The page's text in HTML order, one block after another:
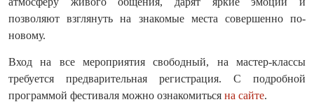
позволяют взглянуть на знакомые места совершенно по-
новому.
Вход на все мероприятия свободный, на мастер-классы
требуется предварительная регистрация. С подробной
программой фестиваля можно ознакомиться на сайте.